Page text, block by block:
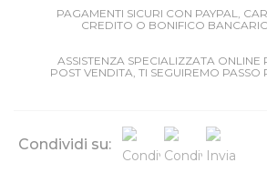
PAGAMENTI SICURI CON PAYPAL,
CREDITO O BONIFICO
ASSISTENZA SPECIALIZZATA ONLINE
POST VENDITA, TI SEGUIREMO PASSO
Condividi su: